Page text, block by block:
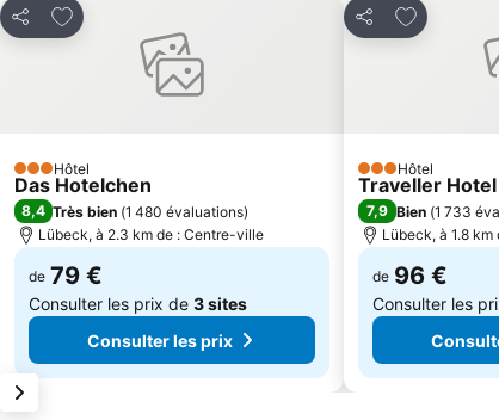
Partager
Ajouter à mes favoris
3 Étoiles
Hôtel
Das Hotelchen
8,4 Très bien (1 480 évaluations)
Lübeck, à 2.3 km de : Centre-ville
de 79 €
Consulter les prix de 3 sites
Consulter les prix
Partager
Ajouter à
3 Étoiles
Hôtel
Traveller
7,9 Bien (1 733
Lübeck, à 1.8
de 96 €
Consulter les